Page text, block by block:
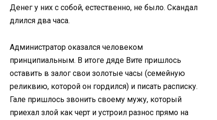
Денег у них с собой, естественно, не было. Скандал
длился два часа.
Администратор оказался человеком
принципиальным. В итоге дяде Вите пришлось
оставить в залог свои золотые часы (семейную
реликвию, которой он гордился) и писать расписку.
Гале пришлось звонить своему мужу, который
приехал злой как черт и устроил разнос прямо на